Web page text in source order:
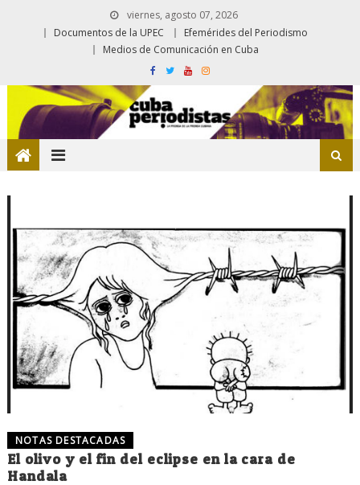
viernes, agosto 07, 2026
Documentos de la UPEC
Efemérides del Periodismo
Medios de Comunicación en Cuba
NOTAS DESTACADAS
El olivo y el fin del eclipse en la cara de
Handala